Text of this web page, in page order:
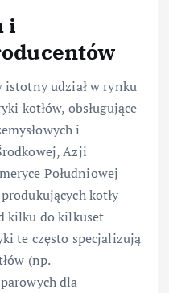
i
istotny udział w rynku
kotłów, obsługujące
i
Azji
Południowej
kotły
kilku do kilkuset
te często specjalizują
(np.
dla